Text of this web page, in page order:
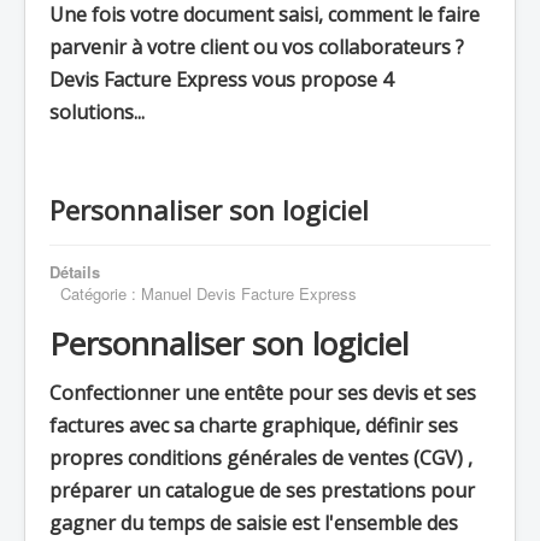
Une fois votre document saisi, comment le faire
parvenir à votre client ou vos collaborateurs ?
Devis Facture Express vous propose 4
solutions...
Personnaliser son logiciel
Détails
Catégorie : Manuel Devis Facture Express
Personnaliser son logiciel
Confectionner une entête pour ses devis et ses
factures avec sa charte graphique, définir ses
propres conditions générales de ventes (CGV) ,
préparer un catalogue de ses prestations pour
gagner du temps de saisie est l'ensemble des